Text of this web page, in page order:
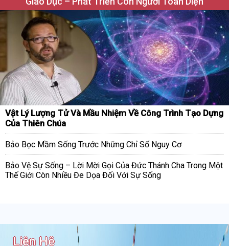
Vật Lý Lượng Tử Và Mầu Nhiệm Về Công Trình Tạo Dựng
Của Thiên Chúa
Bảo Bọc Mầm Sống Trước Những Chỉ Số Nguy Cơ
Bảo Vệ Sự Sống – Lời Mời Gọi Của Đức Thánh Cha Trong Một
Thế Giới Còn Nhiều Đe Dọa Đối Với Sự Sống
Liên Hệ